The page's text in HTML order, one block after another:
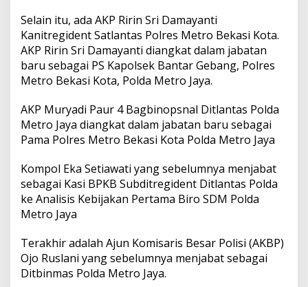
Selain itu, ada AKP Ririn Sri Damayanti
Kanitregident Satlantas Polres Metro Bekasi Kota.
AKP Ririn Sri Damayanti diangkat dalam jabatan
baru sebagai PS Kapolsek Bantar Gebang, Polres
Metro Bekasi Kota, Polda Metro Jaya.
AKP Muryadi Paur 4 Bagbinopsnal Ditlantas Polda
Metro Jaya diangkat dalam jabatan baru sebagai
Pama Polres Metro Bekasi Kota Polda Metro Jaya
Kompol Eka Setiawati yang sebelumnya menjabat
sebagai Kasi BPKB Subditregident Ditlantas Polda
ke Analisis Kebijakan Pertama Biro SDM Polda
Metro Jaya
Terakhir adalah Ajun Komisaris Besar Polisi (AKBP)
Ojo Ruslani yang sebelumnya menjabat sebagai
Ditbinmas Polda Metro Jaya.